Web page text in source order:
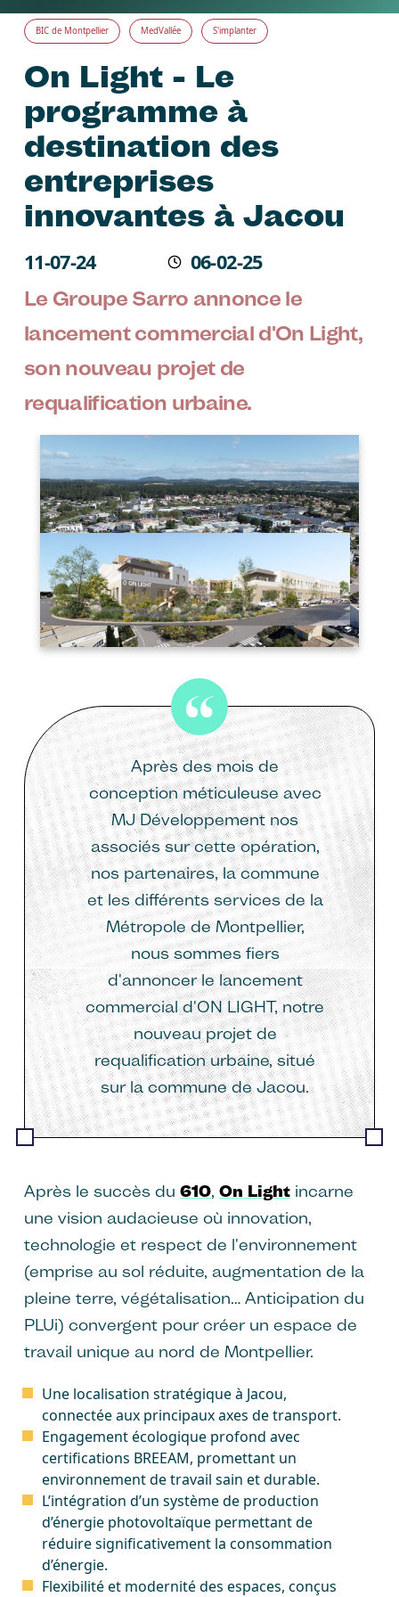
BIC de Montpellier MedVallée S'implanter
On Light - Le
programme à
destination des
entreprises
innovantes à Jacou
Écrit le
11-07-24 Modifié
06-02-25
Le Groupe Sarro annonce le
lancement commercial d'On Light,
son nouveau projet de
requalification urbaine.
Image
Image
Après des mois de
conception méticuleuse avec
MJ Développement nos
associés sur cette opération,
nos partenaires, la commune
et les différents services de la
Métropole de Montpellier,
nous sommes fiers
d'annoncer le lancement
commercial d'ON LIGHT, notre
nouveau projet de
requalification urbaine, situé
sur la commune de Jacou.
Après le succès du 610, On Light incarne
une vision audacieuse où innovation,
technologie et respect de l'environnement
(emprise au sol réduite, augmentation de la
pleine terre, végétalisation… Anticipation du
PLUi) convergent pour créer un espace de
travail unique au nord de Montpellier.
Une localisation stratégique à Jacou,
connectée aux principaux axes de transport.
Engagement écologique profond avec
certifications BREEAM, promettant un
environnement de travail sain et durable.
L’intégration d’un système de production
d’énergie photovoltaïque permettant de
réduire significativement la consommation
d’énergie.
Flexibilité et modernité des espaces, conçus